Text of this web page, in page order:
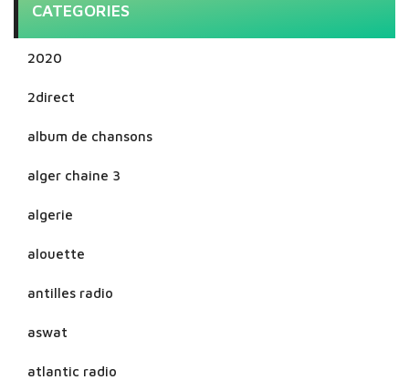
CATEGORIES
2020
2direct
album de chansons
alger chaine 3
algerie
alouette
antilles radio
aswat
atlantic radio